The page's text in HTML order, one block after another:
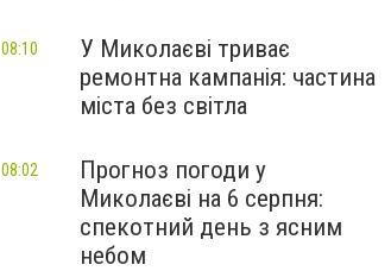
У Миколаєві триває
ремонтна кампанія: частина
міста без світла
08:10
Прогноз погоди у
Миколаєві на 6 серпня:
спекотний день з ясним
небом
08:02